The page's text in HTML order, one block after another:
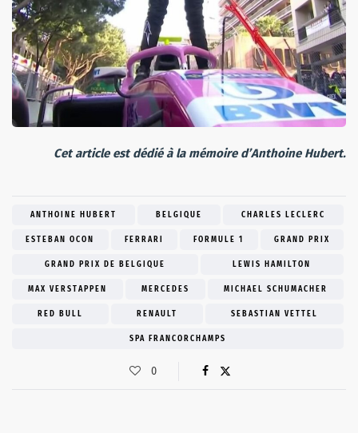
Cet article est dédié à la mémoire d’Anthoine Hubert.
ANTHOINE HUBERT BELGIQUE CHARLES LECLERC
ESTEBAN OCON FERRARI FORMULE 1 GRAND PRIX
GRAND PRIX DE BELGIQUE LEWIS HAMILTON
MAX VERSTAPPEN MERCEDES MICHAEL SCHUMACHER
RED BULL RENAULT SEBASTIAN VETTEL
SPA FRANCORCHAMPS
0